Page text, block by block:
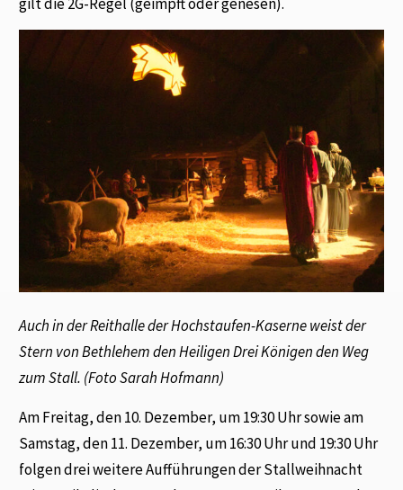
Auch in der Reithalle der Hochstaufen-Kaserne weist der
Stern von Bethlehem den Heiligen Drei Königen den Weg
zum Stall. (Foto Sarah Hofmann)
Am Freitag, den 10. Dezember, um 19:30 Uhr sowie am
Samstag, den 11. Dezember, um 16:30 Uhr und 19:30 Uhr
folgen drei weitere Aufführungen der Stallweihnacht